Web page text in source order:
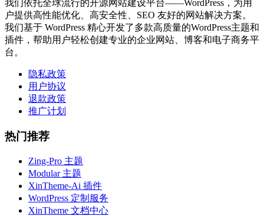
我们依托全球流行的开源网站建设平台——WordPress，为用
户提供高性能优化、高安全性、SEO 友好的网站解决方案。
我们基于 WordPress 精心开发了多款高质量的WordPress主题和
插件，帮助用户轻松创建专业的企业网站、博客和电子商务平
台。
隐私政策
用户协议
退款政策
推广计划
热门推荐
Zing-Pro 主题
Modular 主题
XinTheme-Ai 插件
WordPress 定制服务
XinTheme 文档中心